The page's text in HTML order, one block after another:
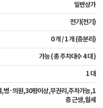
일반상가
전기(전기)
0 개 / 1 개 (층분리)
가능 ( 총 주차대수 4 대 )
1 대
병·의원,30평이상,무권리,주차가능,1
층 근생,월세